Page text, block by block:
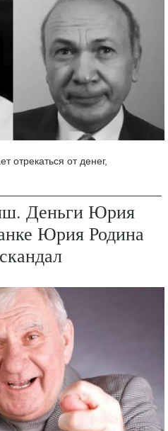
от денег,
Деньги Юрия
Юрия Родина